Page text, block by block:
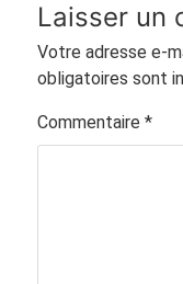
Laisser un
Votre adresse e-
obligatoires sont
Commentaire *